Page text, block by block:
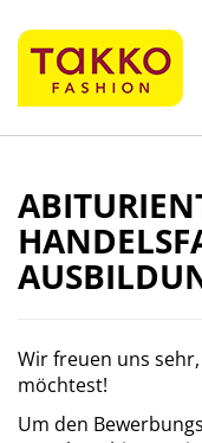
Wir freuen uns
möchtest!
Um den